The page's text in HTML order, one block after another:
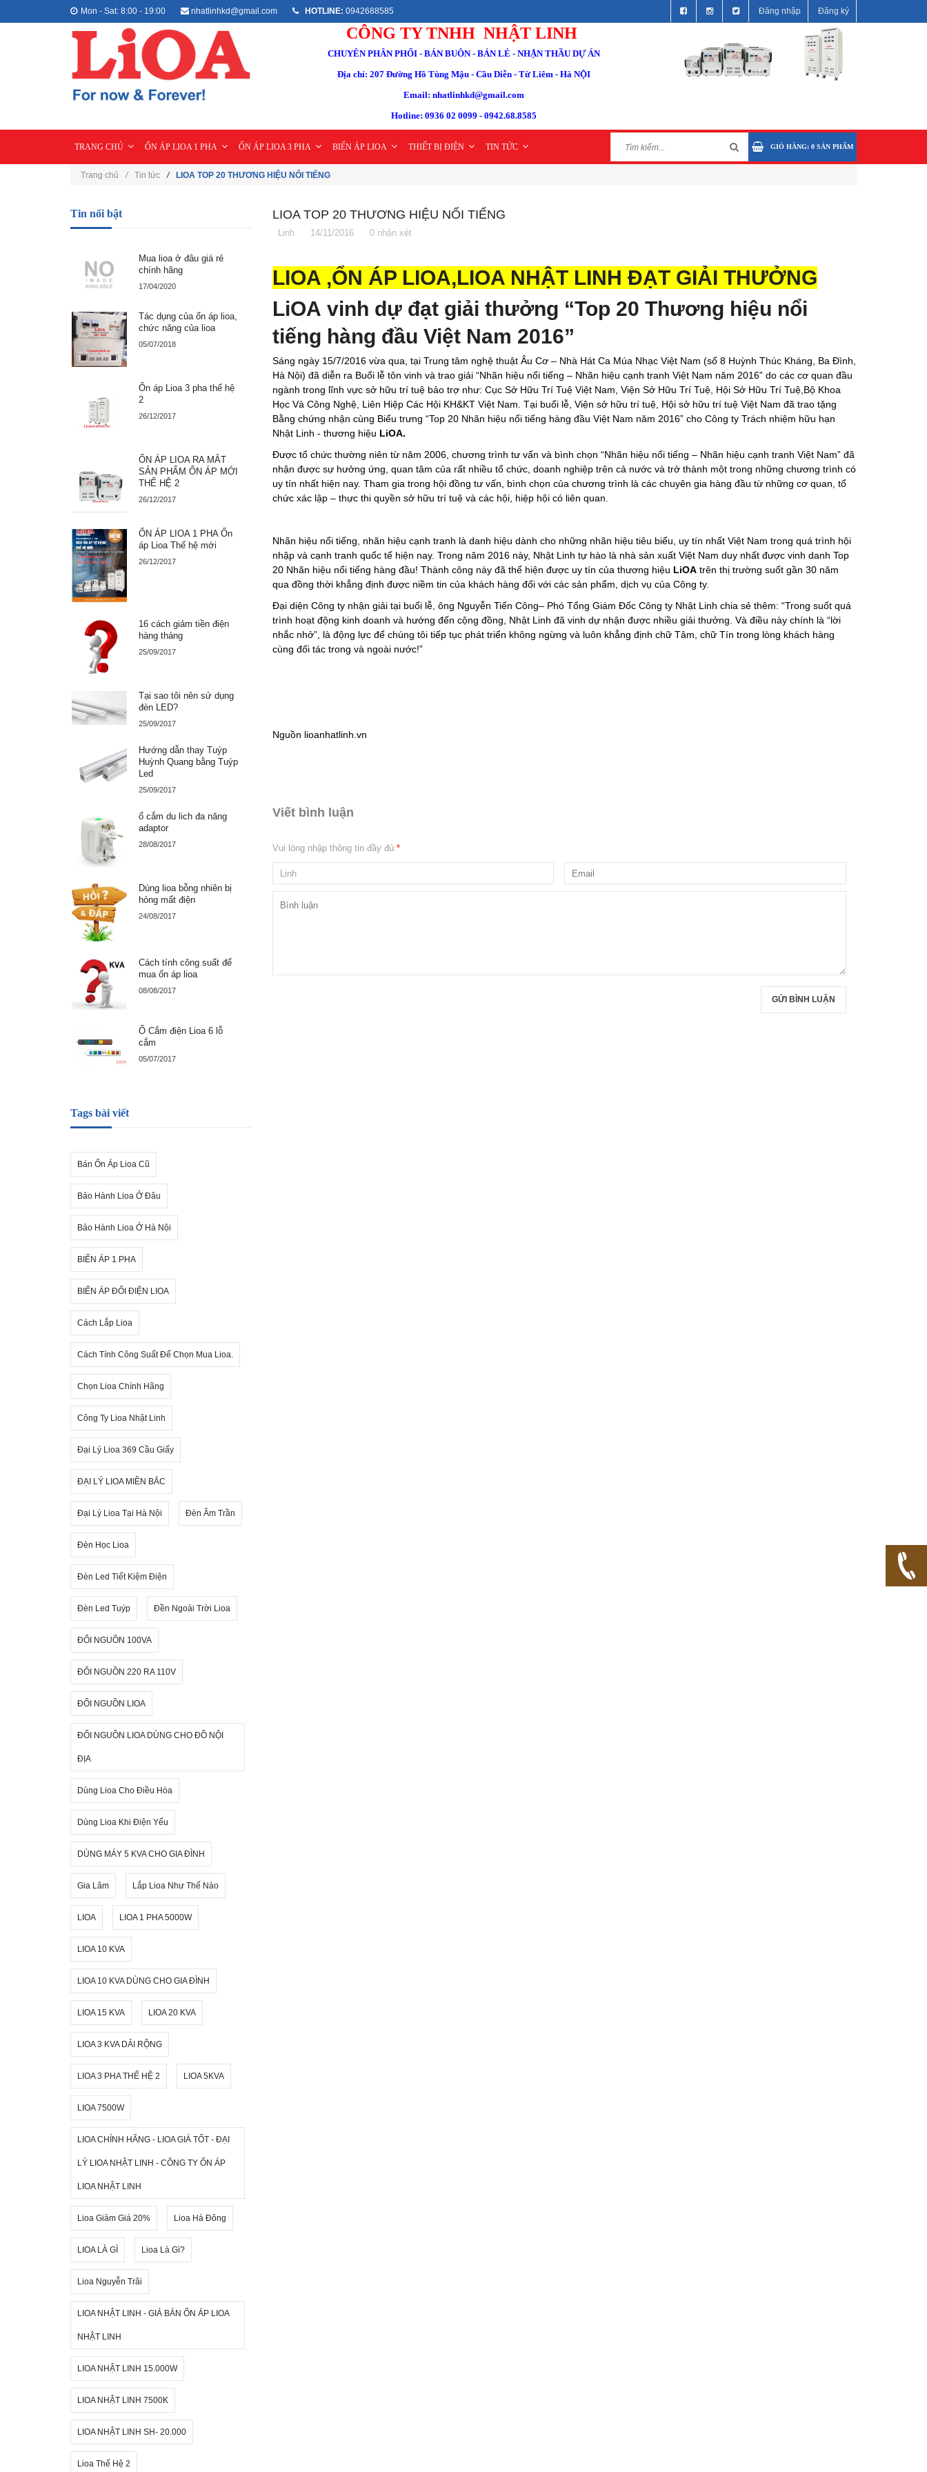
Mon - Sat: 8:00 - 19:00 nhatlinhkd@gmail.com HOTLINE: 0942688585 Đăng nhập Đăng ký
CÔNG TY TNHH NHẬT LINH
CHUYÊN PHÂN PHỐI - BÁN BUÔN - BÁN LẺ - NHẬN THẦU DỰ ÁN
Địa chỉ: 207 Đường Hồ Tùng Mậu - Cầu Diễn - Từ Liêm - Hà NỘI
Email: nhatlinhkd@gmail.com
Hotline: 0936 02 0099 - 0942.68.8585
TRANG CHỦ ỔN ÁP LIOA 1 PHA ỔN ÁP LIOA 3 PHA BIẾN ÁP LIOA THIẾT BỊ ĐIỆN TIN TỨC GIỎ HÀNG: 0 SẢN PHẨM
Trang chủ / Tin tức / LIOA TOP 20 THƯƠNG HIỆU NỔI TIẾNG
Tin nổi bật
Mua lioa ở đâu giá rẻ
chính hãng
17/04/2020
Tác dụng của ổn áp lioa,
chức năng của lioa
05/07/2018
Ổn áp Lioa 3 pha thế hệ
2
26/12/2017
ỔN ÁP LIOA RA MẮT
SẢN PHẨM ỔN ÁP MỚI
THẾ HỆ 2
26/12/2017
ỔN ÁP LIOA 1 PHA Ổn
áp Lioa Thế hệ mới
26/12/2017
16 cách giảm tiền điện
hàng tháng
25/09/2017
Tại sao tôi nên sử dụng
đèn LED?
25/09/2017
Hướng dẫn thay Tuýp
Huỳnh Quang bằng Tuýp
Led
25/09/2017
ổ cắm du lich đa năng
adaptor
28/08/2017
Dùng lioa bỗng nhiên bị
hỏng mất điện
24/08/2017
Cách tính công suất để
mua ổn áp lioa
08/08/2017
Ổ Cắm điện Lioa 6 lỗ
cắm
05/07/2017
Tags bài viết
Bán Ổn Áp Lioa Cũ
Bảo Hành Lioa Ở Đâu
Bảo Hành Lioa Ở Hà Nội
BIẾN ÁP 1 PHA
BIẾN ÁP ĐỔI ĐIỆN LIOA
Cách Lắp Lioa
Cách Tính Công Suất Để Chọn Mua Lioa.
Chọn Lioa Chính Hãng
Công Ty Lioa Nhật Linh
Đại Lý Lioa 369 Cầu Giấy
ĐẠI LÝ LIOA MIỀN BẮC
Đại Lý Lioa Tại Hà Nội Đèn Âm Trần
Đèn Học Lioa
Đèn Led Tiết Kiệm Điện
Đèn Led Tuýp Đền Ngoài Trời Lioa
ĐỔI NGUỒN 100VA
ĐỔI NGUỒN 220 RA 110V
ĐỔI NGUỒN LIOA
ĐỔI NGUỒN LIOA DÙNG CHO ĐỒ NỘI
ĐỊA
Dùng Lioa Cho Điều Hòa
Dùng Lioa Khi Điện Yếu
DÙNG MÁY 5 KVA CHO GIA ĐÌNH
Gia Lâm Lắp Lioa Như Thế Nào
LIOA LIOA 1 PHA 5000W
LIOA 10 KVA
LIOA 10 KVA DÙNG CHO GIA ĐÌNH
LIOA 15 KVA LIOA 20 KVA
LIOA 3 KVA DẢI RỘNG
LIOA 3 PHA THẾ HỆ 2 LIOA 5KVA
LIOA 7500W
LIOA CHÍNH HÃNG - LIOA GIÁ TỐT - ĐẠI
LÝ LIOA NHẬT LINH - CÔNG TY ỔN ÁP
LIOA NHẬT LINH
Lioa Giảm Giá 20% Lioa Hà Đông
LIOA LÀ GÌ Lioa Là Gì?
Lioa Nguyễn Trãi
LIOA NHẬT LINH - GIÁ BÁN ỔN ÁP LIOA
NHẬT LINH
LIOA NHẬT LINH 15.000W
LIOA NHẬT LINH 7500K
LIOA NHẬT LINH SH- 20.000
Lioa Thế Hệ 2
LIOA TOP 20 THƯƠNG HIỆU NỔI TIẾNG
Linh 14/11/2016 0 nhận xét
LIOA ,ỔN ÁP LIOA,LIOA NHẬT LINH ĐẠT GIẢI THƯỞNG
LiOA vinh dự đạt giải thưởng “Top 20 Thương hiệu nổi
tiếng hàng đầu Việt Nam 2016”
Sáng ngày 15/7/2016 vừa qua, tại Trung tâm nghệ thuật Âu Cơ – Nhà Hát Ca Múa Nhạc Việt Nam (số 8 Huỳnh Thúc Kháng, Ba Đình,
Hà Nội) đã diễn ra Buổi lễ tôn vinh và trao giải “Nhãn hiệu nổi tiếng – Nhãn hiệu cạnh tranh Việt Nam năm 2016” do các cơ quan đầu
ngành trong lĩnh vực sở hữu trí tuệ bảo trợ như: Cục Sở Hữu Trí Tuệ Việt Nam, Viện Sở Hữu Trí Tuệ, Hội Sở Hữu Trí Tuệ,Bộ Khoa
Học Và Công Nghệ, Liên Hiệp Các Hội KH&KT Việt Nam. Tại buổi lễ, Viện sở hữu trí tuệ, Hội sở hữu trí tuệ Việt Nam đã trao tặng
Bằng chứng nhận cùng Biểu trưng “Top 20 Nhãn hiệu nổi tiếng hàng đầu Việt Nam năm 2016” cho Công ty Trách nhiệm hữu hạn
Nhật Linh - thương hiệu LiOA.
Được tổ chức thường niên từ năm 2006, chương trình tư vấn và bình chọn “Nhãn hiệu nổi tiếng – Nhãn hiệu cạnh tranh Việt Nam” đã
nhận được sự hưởng ứng, quan tâm của rất nhiều tổ chức, doanh nghiệp trên cả nước và trở thành một trong những chương trình có
uy tín nhất hiện nay. Tham gia trong hội đồng tư vấn, bình chọn của chương trình là các chuyên gia hàng đầu từ những cơ quan, tổ
chức xác lập – thực thi quyền sở hữu trí tuệ và các hội, hiệp hội có liên quan.
Nhãn hiệu nổi tiếng, nhãn hiệu cạnh tranh là danh hiệu dành cho những nhãn hiệu tiêu biểu, uy tín nhất Việt Nam trong quá trình hội
nhập và cạnh tranh quốc tế hiện nay. Trong năm 2016 này, Nhật Linh tự hào là nhà sản xuất Việt Nam duy nhất được vinh danh Top
20 Nhãn hiệu nổi tiếng hàng đầu! Thành công này đã thể hiện được uy tín của thương hiệu LiOAtrên thị trường suốt gần 30 năm
qua đồng thời khẳng định được niềm tin của khách hàng đối với các sản phẩm, dịch vụ của Công ty.
Đại diện Công ty nhận giải tại buổi lễ, ông Nguyễn Tiến Công– Phó Tổng Giám Đốc Công ty Nhật Linh chia sẻ thêm: “Trong suốt quá
trình hoạt động kinh doanh và hướng đến cộng đồng, Nhật Linh đã vinh dự nhận được nhiều giải thưởng. Và điều này chính là “lời
nhắc nhở”, là động lực để chúng tôi tiếp tục phát triển không ngừng và luôn khẳng định chữ Tâm, chữ Tín trong lòng khách hàng
cùng đối tác trong và ngoài nước!”
Nguồn lioanhatlinh.vn
Viết bình luận
Vui lòng nhập thông tin đầy đủ *
GỬI BÌNH LUẬN